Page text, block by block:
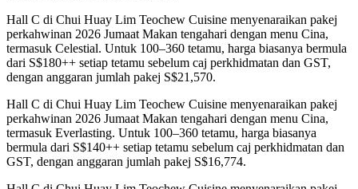
Hall C di Chui Huay Lim Teochew Cuisine menyenaraikan pakej
perkahwinan 2026 Jumaat Makan tengahari dengan menu Cina,
termasuk Celestial. Untuk 100–360 tetamu, harga biasanya bermula
dari S$180++ setiap tetamu sebelum caj perkhidmatan dan GST,
dengan anggaran jumlah pakej S$21,570.
Hall C di Chui Huay Lim Teochew Cuisine menyenaraikan pakej
perkahwinan 2026 Jumaat Makan tengahari dengan menu Cina,
termasuk Everlasting. Untuk 100–360 tetamu, harga biasanya
bermula dari S$140++ setiap tetamu sebelum caj perkhidmatan dan
GST, dengan anggaran jumlah pakej S$16,774.